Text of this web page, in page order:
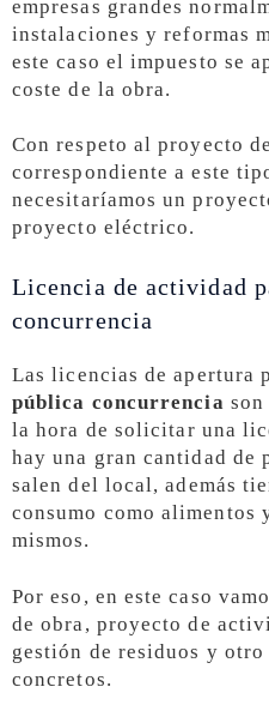
empresas grandes
instalaciones y reformas
este caso el impuesto se
coste de la obra.
Con respeto al proyecto
correspondiente a este
necesitaríamos un
proyecto eléctrico.
Licencia de actividad
concurrencia
Las licencias de apertura
pública concurrencia son
la hora de solicitar una
hay una gran cantidad de
salen del local, además
consumo como alimentos
mismos.
Por eso, en este caso
de obra, proyecto de
gestión de residuos y
concretos.